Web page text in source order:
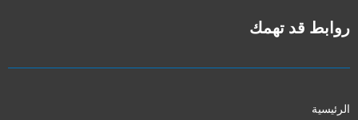
روابط قد تهمك
الرئيسية